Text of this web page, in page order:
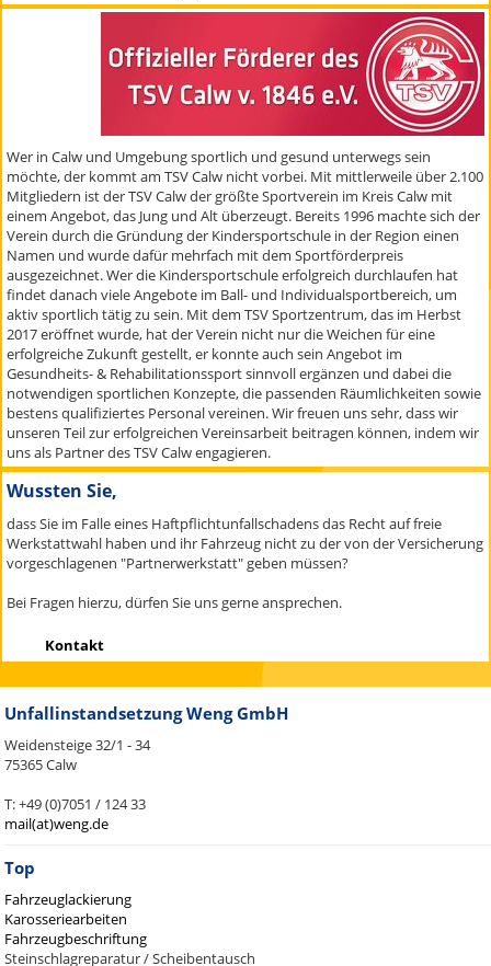
Wer in Calw und Umgebung sportlich und gesund unterwegs sein
möchte, der kommt am TSV Calw nicht vorbei. Mit mittlerweile über 2.100
Mitgliedern ist der TSV Calw der größte Sportverein im Kreis Calw mit
einem Angebot, das Jung und Alt überzeugt. Bereits 1996 machte sich der
Verein durch die Gründung der Kindersportschule in der Region einen
Namen und wurde dafür mehrfach mit dem Sportförderpreis
ausgezeichnet. Wer die Kindersportschule erfolgreich durchlaufen hat
findet danach viele Angebote im Ball- und Individualsportbereich, um
aktiv sportlich tätig zu sein. Mit dem TSV Sportzentrum, das im Herbst
2017 eröffnet wurde, hat der Verein nicht nur die Weichen für eine
erfolgreiche Zukunft gestellt, er konnte auch sein Angebot im
Gesundheits- & Rehabilitationssport sinnvoll ergänzen und dabei die
notwendigen sportlichen Konzepte, die passenden Räumlichkeiten sowie
bestens qualifiziertes Personal vereinen. Wir freuen uns sehr, dass wir
unseren Teil zur erfolgreichen Vereinsarbeit beitragen können, indem wir
uns als Partner des TSV Calw engagieren.
Wussten Sie,
dass Sie im Falle eines Haftpflichtunfallschadens das Recht auf freie
Werkstattwahl haben und ihr Fahrzeug nicht zu der von der Versicherung
vorgeschlagenen "Partnerwerkstatt" geben müssen?
Bei Fragen hierzu, dürfen Sie uns gerne ansprechen.
Kontakt
Unfallinstandsetzung Weng GmbH
Weidensteige 32/1 - 34
75365 Calw
T: +49 (0)7051 / 124 33
mail(at)weng.de
Top
Fahrzeuglackierung
Karosseriearbeiten
Fahrzeugbeschriftung
Steinschlagreparatur / Scheibentausch